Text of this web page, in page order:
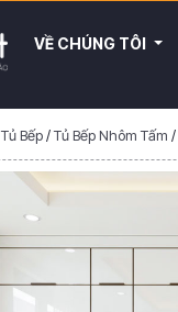
VỀ CHÚNG TÔI
Tủ Bếp/Tủ Bếp Nhôm Tấm /